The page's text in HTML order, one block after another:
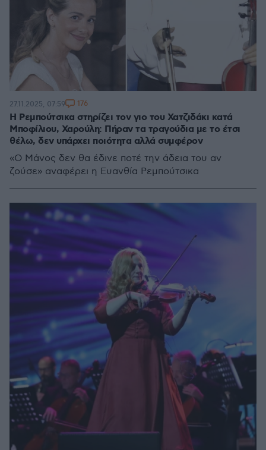
Η Ρεμπούτσικα στηρίζει τον γιο του Χατζιδάκι κατά
Μποφίλιου, Χαρούλη: Πήραν τα τραγούδια με το έτσι
θέλω, δεν υπάρχει ποιότητα αλλά συμφέρον
«Ο Μάνος δεν θα έδινε ποτέ την άδεια του αν
ζούσε» αναφέρει η Ευανθία Ρεμπούτσικα
27.11.2025, 07:59 176